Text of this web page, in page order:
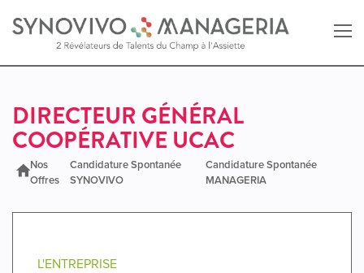
Retour au site MANAGERIA
DIRECTEUR GÉNÉRAL
COOPÉRATIVE UCAC
Nos
Offres
Candidature Spontanée
SYNOVIVO
Candidature Spontanée
MANAGERIA
L'ENTREPRISE